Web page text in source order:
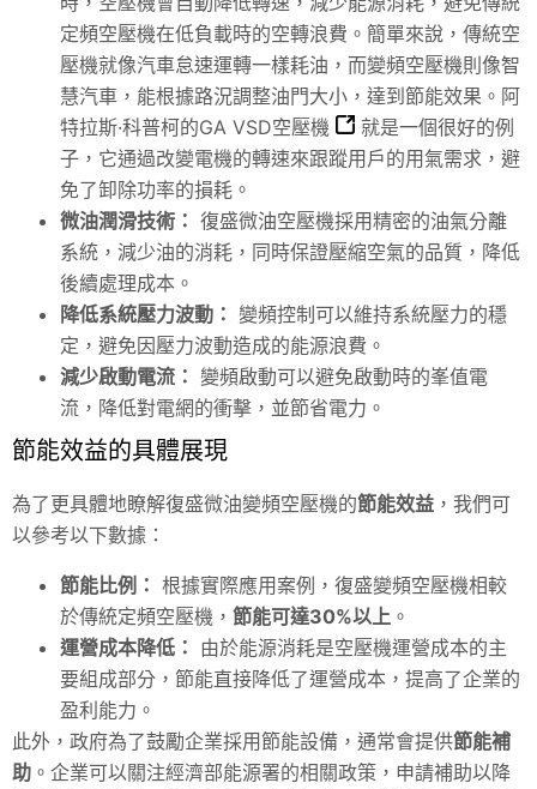
定頻空壓機在低負載時的空轉浪費。簡單來說，傳統空
壓機就像汽車怠速運轉一樣耗油，而變頻空壓機則像智
慧汽車，能根據路況調整油門大小，達到節能效果。 阿
特拉斯·科普柯的GA VSD空壓機
就是一個很好的例
子，它通過改變電機的轉速來跟蹤用戶的用氣需求，避
免了卸除功率的損耗。
微油潤滑技術： 復盛微油空壓機採用精密的油氣分離
系統，減少油的消耗，同時保證壓縮空氣的品質，降低
後續處理成本。
降低系統壓力波動： 變頻控制可以維持系統壓力的穩
定，避免因壓力波動造成的能源浪費。
減少啟動電流： 變頻啟動可以避免啟動時的峯值電
流，降低對電網的衝擊，並節省電力。
節能效益的具體展現
為了更具體地瞭解復盛微油變頻空壓機的節能效益 ，我們可
以參考以下數據：
節能比例： 根據實際應用案例，復盛變頻空壓機相較
於傳統定頻空壓機， 節能可達30%以上 。
運營成本降低： 由於能源消耗是空壓機運營成本的主
要組成部分，節能直接降低了運營成本，提高了企業的
盈利能力。
此外，政府為了鼓勵企業採用節能設備，通常會提供節能補
助 。企業可以關注經濟部能源署的相關政策，申請補助以降